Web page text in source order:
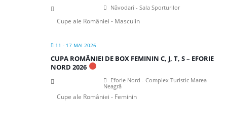
Năvodari - Sala Sporturilor
Cupe ale României - Masculin
11 - 17 MAI 2026
CUPA ROMÂNIEI DE BOX FEMININ C, J, T, S – EFORIE
NORD 2026
Eforie Nord - Complex Turistic Marea
Neagră
Cupe ale României - Feminin